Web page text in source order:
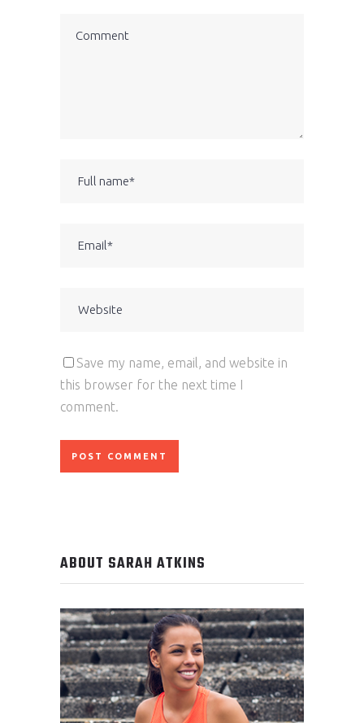
Save my name, email, and website in
this browser for the next time I
comment.
ABOUT SARAH ATKINS